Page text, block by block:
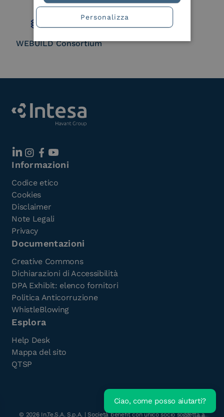
Member
WEBUILD Consortium
Informazioni
Codice etico
Cookies
Disclaimer
Note Legali
Privacy
Documentazioni
Creative Commons
Dichiarazioni di Accessibilità
DPA Exhibit: elenco fornitori
Politica Anticorruzione
WhistleBlowing
Esplora
Help Desk
Mappa del sito
QTSP
© 2026In.Te.S.A. S.p.A. | Società benefit con unico socio soggetta a
Personalizza
Ciao, come posso aiutarti?